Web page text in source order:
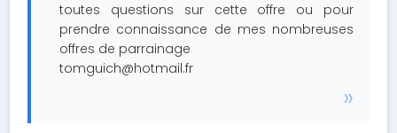
toutes questions sur cette offre ou pour
prendre connaissance de mes nombreuses
offres de parrainage
tomguich@hotmail.fr